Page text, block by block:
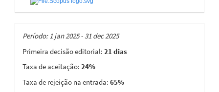
Taxas
Período: 1 jan 2025 - 31 dec 2025
Primeira decisão editorial: 21 dias
Taxa de aceitação: 24%
Taxa de rejeição na entrada: 65%